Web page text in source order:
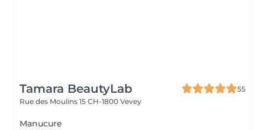
Tamara BeautyLab
55
Rue des Moulins 15 CH-1800 Vevey
Manucure